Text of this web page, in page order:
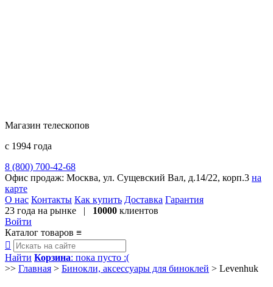
Магазин телескопов
с 1994 года
8 (800) 700-42-68
Офис продаж: Москва, ул. Сущевский Вал, д.14/22, корп.3 на
карте
О нас Контакты Как купить Доставка Гарантия
23 года на рынке | 10000 клиентов
Войти
Каталог товаров ≡

Найти Корзина: пока пусто :(
>> Главная > Бинокли, аксессуары для биноклей > Levenhuk